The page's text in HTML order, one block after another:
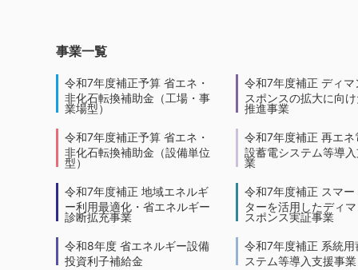
事業一覧
令和7年度補正予算 省エネ・
非化石転換補助金（工場・事
業場型）
令和7年度補正予算 省エネ・
非化石転換補助金（設備単位
型）
令和7年度補正 地域エネルギ
ー利用最適化・省エネルギー
診断拡充事業
令和8年度 省エネルギー設備
投資利子補給金
令和7年度補正 ディマ
スポンスの拡大に向
推進事業
令和7年度補正 再エネ
設蓄電システム等導
業
令和7年度補正 スマー
ターを活用したディ
スポンス実証事業
令和7年度補正 系統用
ステム等導入支援事業